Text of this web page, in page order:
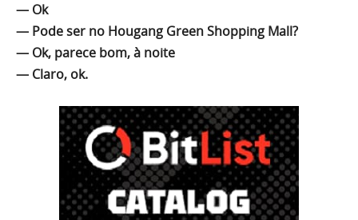
— Ok
— Pode ser no Hougang Green Shopping Mall?
— Ok, parece bom, à noite
— Claro, ok.